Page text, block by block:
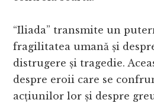
“Iliada” transmite un
fragilitatea umană și
distrugere și tragedie.
despre eroii care se
acțiunilor lor și despre